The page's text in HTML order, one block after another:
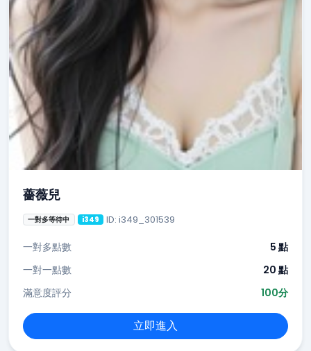
薔薇兒
一對多等待中 i349 ID: i349_301539
一對多點數
5 點
一對一點數
20 點
滿意度評分
100分
立即進入